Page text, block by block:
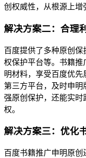
创权威性，从根源上增
解决方案二：合理
百度提供了多种原创
权保护平台等。书籍
明材料，享受百度优
第三方平台，及时申
强原创保护，还能实
权。
解决方案三：优化
百度书籍推广申明原创